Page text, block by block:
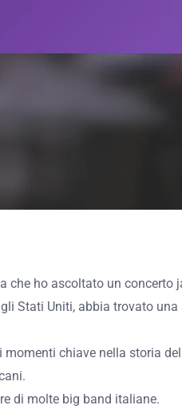
ho ascoltato un concerto
Stati Uniti, abbia trovato
chiave nella storia
di molte big band italiane.